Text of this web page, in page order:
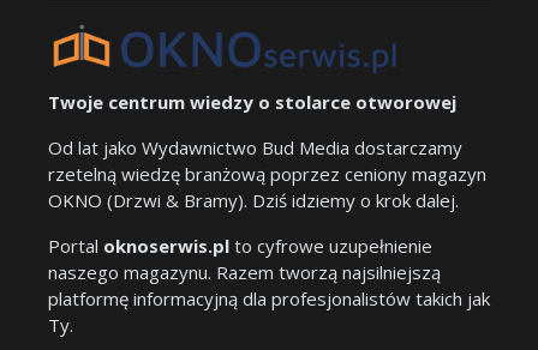
Twoje centrum wiedzy o stolarce otworowej
Od lat jako Wydawnictwo Bud Media dostarczamy
rzetelną wiedzę branżową poprzez ceniony magazyn
OKNO (Drzwi & Bramy). Dziś idziemy o krok dalej.
Portal oknoserwis.pl to cyfrowe uzupełnienie
naszego magazynu. Razem tworzą najsilniejszą
platformę informacyjną dla profesjonalistów takich jak
Ty.